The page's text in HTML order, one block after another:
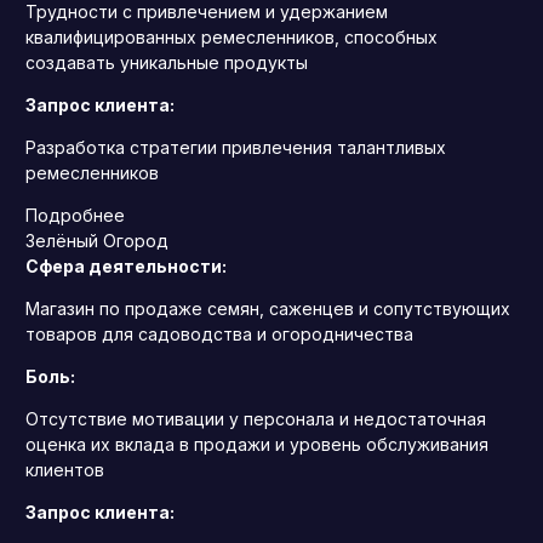
Трудности с привлечением и удержанием
квалифицированных ремесленников, способных
создавать уникальные продукты
Запрос клиента:
Разработка стратегии привлечения талантливых
ремесленников
Подробнее
Зелёный Огород
Сфера деятельности:
Магазин по продаже семян, саженцев и сопутствующих
товаров для садоводства и огородничества
Боль:
Отсутствие мотивации у персонала и недостаточная
оценка их вклада в продажи и уровень обслуживания
клиентов
Запрос клиента: